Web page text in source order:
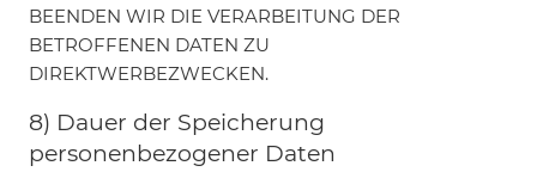
BEENDEN WIR DIE VERARBEITUNG DER
BETROFFENEN DATEN ZU
DIREKTWERBEZWECKEN.
8) Dauer der Speicherung
personenbezogener Daten